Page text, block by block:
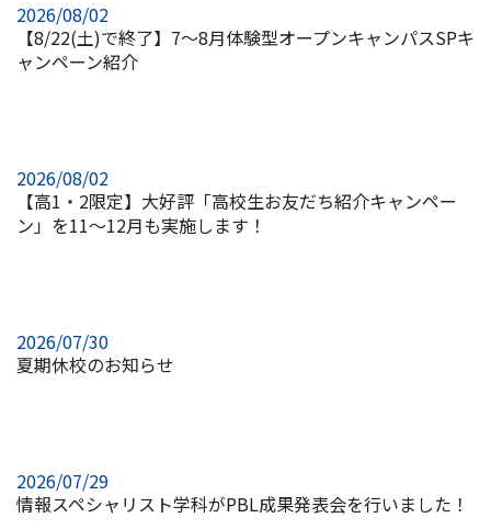
2026/08/02
【8/22(土)で終了】7～8月体験型オープンキャンパスSPキ
ャンペーン紹介
2026/08/02
【高1・2限定】大好評「高校生お友だち紹介キャンペー
ン」を11～12月も実施します！
2026/07/30
夏期休校のお知らせ
2026/07/29
情報スペシャリスト学科がPBL成果発表会を行いました！